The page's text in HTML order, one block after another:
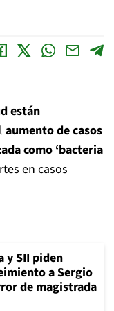
están
aumento de casos
como ‘bacteria
en casos
y SII piden
a Sergio
de magistrada